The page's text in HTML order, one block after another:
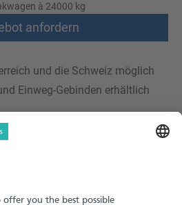
à 24000 kg
anfordern
und die Schweiz möglich
Einweg-Gebinden erhältlich